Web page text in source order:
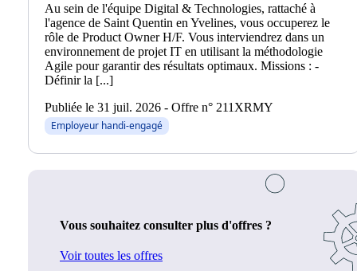
Au sein de l'équipe Digital & Technologies, rattaché à
l'agence de Saint Quentin en Yvelines, vous occuperez le
rôle de Product Owner H/F. Vous interviendrez dans un
environnement de projet IT en utilisant la méthodologie
Agile pour garantir des résultats optimaux. Missions : -
Définir la [...]
Publiée le 31 juil. 2026 - Offre n° 211XRMY
Employeur handi-engagé
Vous souhaitez consulter plus d'offres ?
Voir toutes les offres